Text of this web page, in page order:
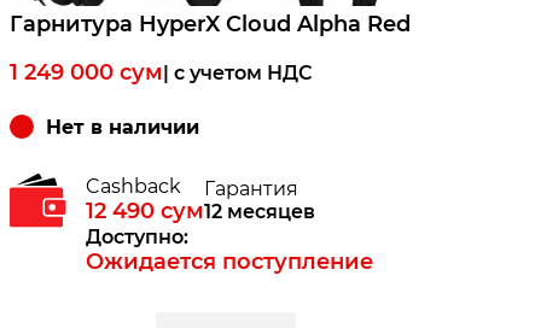
Гарнитура HyperX Cloud Alpha Red
1 249 000 сум| c учетом НДС
Нет в наличии
Cashback
12 490 сум
Гарантия
12 месяцев
Доступно:
Ожидается поступление